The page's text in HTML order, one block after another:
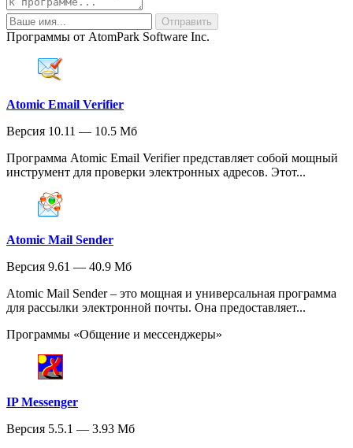
Программы от AtomPark Software Inc.
Atomic Email Verifier
Версия 10.11 — 10.5 Мб
Программа Atomic Email Verifier представляет собой мощный
инструмент для проверки электронных адресов. Этот...
Atomic Mail Sender
Версия 9.61 — 40.9 Мб
Atomic Mail Sender – это мощная и универсальная программа
для рассылки электронной почты. Она предоставляет...
Программы «Общение и мессенджеры»
IP Messenger
Версия 5.5.1 — 3.93 Мб